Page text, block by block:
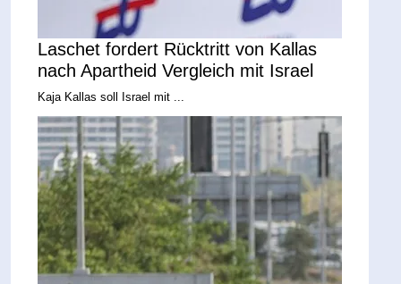
Laschet fordert Rücktritt von Kallas
nach Apartheid Vergleich mit Israel
Kaja Kallas soll Israel mit ...